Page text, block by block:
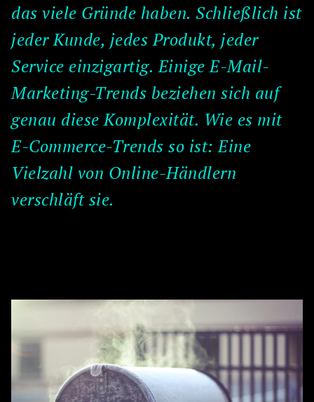
das viele Gründe haben. Schließlich ist
jeder Kunde, jedes Produkt, jeder
Service einzigartig. Einige E-Mail-
Marketing-Trends beziehen sich auf
genau diese Komplexität. Wie es mit
E-Commerce-Trends so ist: Eine
Vielzahl von Online-Händlern
verschläft sie.